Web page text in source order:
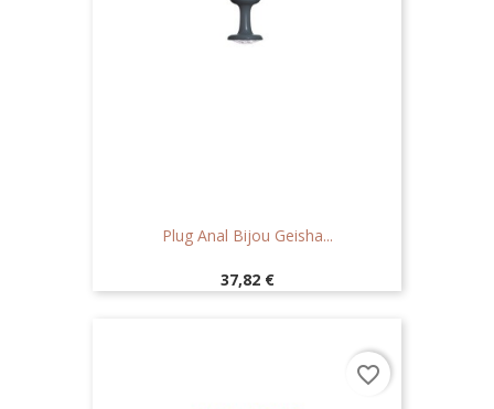
Plug Anal Bijou Geisha...
Prix
37,82 €
favorite_border